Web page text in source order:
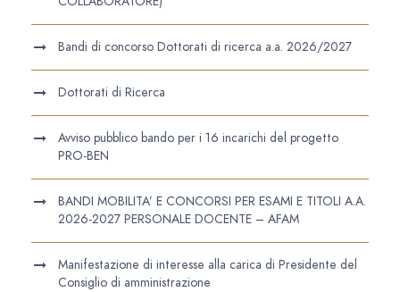
Bandi di concorso Dottorati di ricerca a.a. 2026/2027
Dottorati di Ricerca
Avviso pubblico bando per i 16 incarichi del progetto
PRO-BEN
BANDI MOBILITA’ E CONCORSI PER ESAMI E TITOLI A.A.
2026-2027 PERSONALE DOCENTE – AFAM
Manifestazione di interesse alla carica di Presidente del
Consiglio di amministrazione